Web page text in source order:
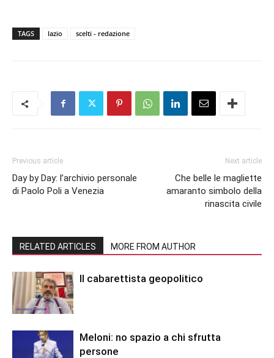
TAGS lazio scelti - redazione
Previous article
Day by Day: l’archivio personale
di Paolo Poli a Venezia
Next article
Che belle le magliette
amaranto simbolo della
rinascita civile
RELATED ARTICLES MORE FROM AUTHOR
Il cabarettista geopolitico
Meloni: no spazio a chi sfrutta
persone